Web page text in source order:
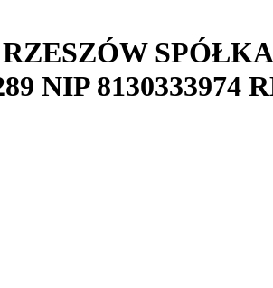
NIP 8130333974